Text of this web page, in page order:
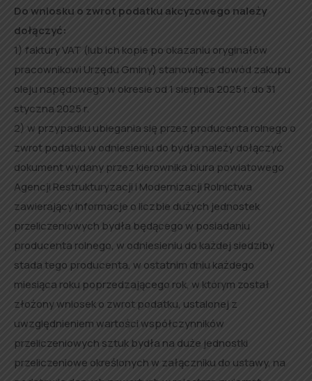
Do wniosku o zwrot podatku akcyzowego należy
dołączyć:
1) faktury VAT (lub ich kopie po okazaniu oryginałów
pracownikowi Urzędu Gminy) stanowiące dowód zakupu
oleju napędowego w okresie od 1 sierpnia 2025 r. do 31
styczna 2025 r.
2) w przypadku ubiegania się przez producenta rolnego o
zwrot podatku w odniesieniu do bydła należy dołączyć
dokument wydany przez kierownika biura powiatowego
Agencji Restrukturyzacji i Modernizacji Rolnictwa
zawierający informacje o liczbie dużych jednostek
przeliczeniowych bydła będącego w posiadaniu
producenta rolnego, w odniesieniu do każdej siedziby
stada tego producenta, w ostatnim dniu każdego
miesiąca roku poprzedzającego rok, w którym został
złożony wniosek o zwrot podatku, ustalonej z
uwzględnieniem wartości współczynników
przeliczeniowych sztuk bydła na duże jednostki
przeliczeniowe określonych w załączniku do ustawy, na